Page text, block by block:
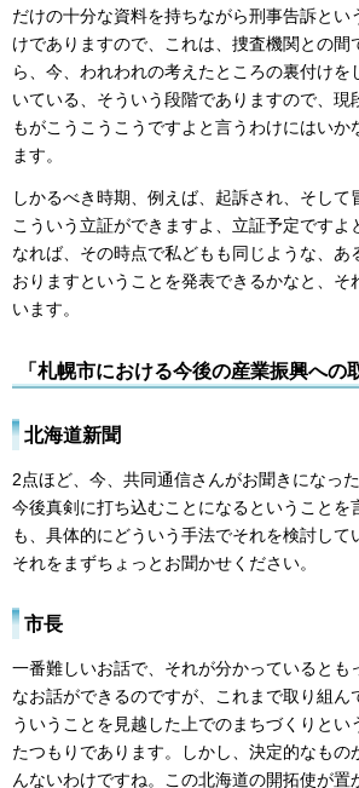
だけの十分な資料を持ちながら刑事告訴とい
けでありますので、これは、捜査機関との間
ら、今、われわれの考えたところの裏付けを
いている、そういう段階でありますので、現
もがこうこうこうですよと言うわけにはいか
ます。
しかるべき時期、例えば、起訴され、そして
こういう立証ができますよ、立証予定ですよ
なれば、その時点で私どもも同じような、あ
おりますということを発表できるかなと、そ
います。
「札幌市における今後の産業振興への
北海道新聞
2点ほど、今、共同通信さんがお聞きになっ
今後真剣に打ち込むことになるということを
も、具体的にどういう手法でそれを検討して
それをまずちょっとお聞かせください。
市長
一番難しいお話で、それが分かっているとも
なお話ができるのですが、これまで取り組ん
ういうことを見越した上でのまちづくりとい
たつもりであります。しかし、決定的なもの
んないわけですね。この北海道の開拓使が置